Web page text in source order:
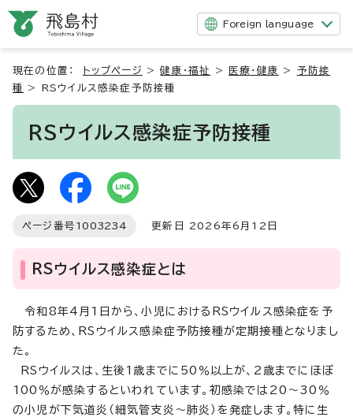
Foreign language
現在の位置： トップページ >健康・福祉 > 医療・健康 > 予防接
種
> RSウイルス感染症予防接種
RSウイルス感染症予防接種
ページ番号 1003234 更新日 2026年6月12日
RSウイルス感染症とは
令和8年4月1日から、小児におけるRSウイルス感染症を予
防するため、RSウイルス感染症予防接種が定期接種となりまし
た。
RSウイルスは、生後1歳までに50％以上が、2歳までにほぼ
100％が感染するといわれています。初感染では20～30％
の小児が下気道炎（細気管支炎～肺炎）を発症します。特に生